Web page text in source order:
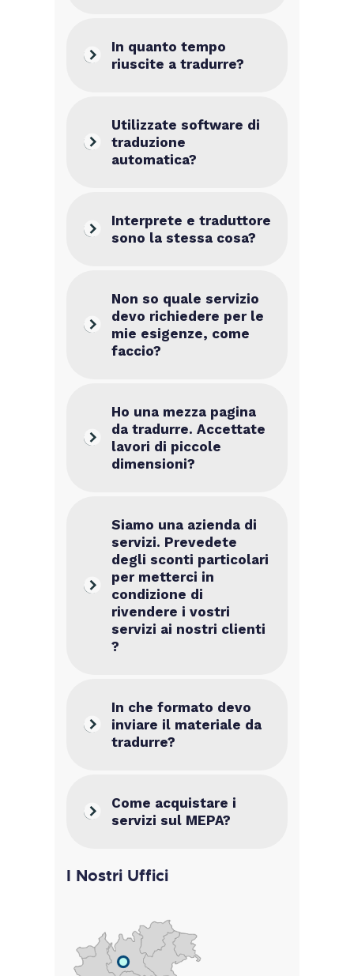
In quanto tempo
riuscite a tradurre?
Utilizzate software di
traduzione
automatica?
Interprete e traduttore
sono la stessa cosa?
Non so quale servizio
devo richiedere per le
mie esigenze, come
faccio?
Ho una mezza pagina
da tradurre. Accettate
lavori di piccole
dimensioni?
Siamo una azienda di
servizi. Prevedete
degli sconti particolari
per metterci in
condizione di
rivendere i vostri
servizi ai nostri clienti
?
In che formato devo
inviare il materiale da
tradurre?
Come acquistare i
servizi sul MEPA?
I Nostri Uffici